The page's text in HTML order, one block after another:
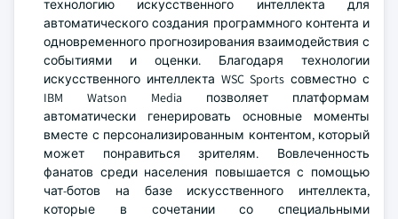
технологию искусственного интеллекта для
автоматического создания программного контента и
одновременного прогнозирования взаимодействия с
событиями и оценки. Благодаря технологии
искусственного интеллекта WSC Sports совместно с
IBM Watson Media позволяет платформам
автоматически генерировать основные моменты
вместе с персонализированным контентом, который
может понравиться зрителям. Вовлеченность
фанатов среди населения повышается с помощью
чат-ботов на базе искусственного интеллекта,
которые в сочетании со специальными